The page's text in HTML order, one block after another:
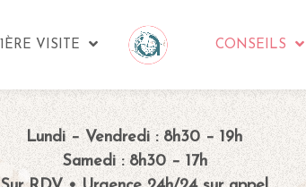
1ÈRE VISITE CONSEILS
Lundi – Vendredi : 8h30 – 19h
Samedi : 8h30 – 17h